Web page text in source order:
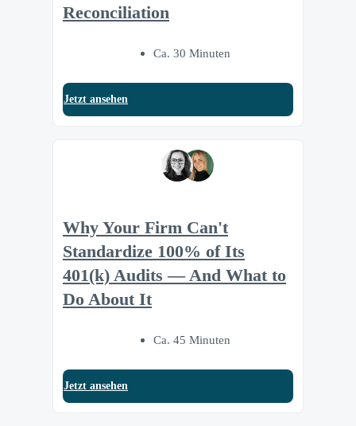
Reconciliation
Ca. 30 Minuten
Jetzt ansehen
Why Your Firm Can't
Standardize 100% of Its
401(k) Audits — And What to
Do About It
Ca. 45 Minuten
Jetzt ansehen